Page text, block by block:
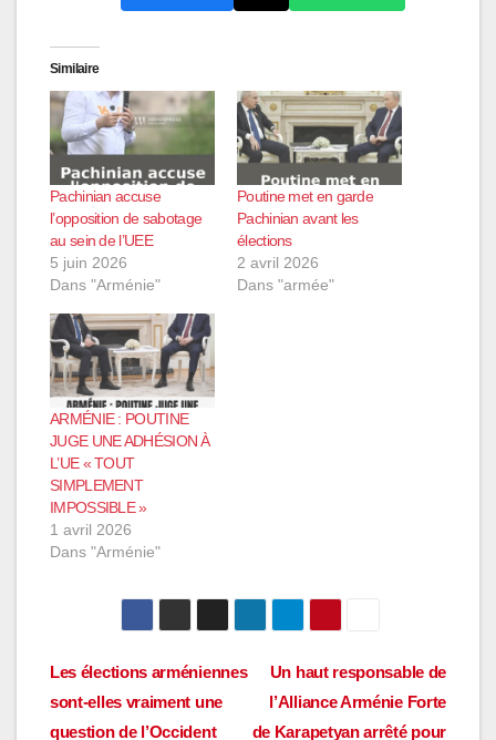
Similaire
Pachinian accuse
l’opposition de sabotage
au sein de l’UEE
5 juin 2026
Dans "Arménie"
Poutine met en garde
Pachinian avant les
élections
2 avril 2026
Dans "armée"
ARMÉNIE : POUTINE
JUGE UNE ADHÉSION À
L’UE « TOUT
SIMPLEMENT
IMPOSSIBLE »
1 avril 2026
Dans "Arménie"
Navigation
de
Un haut responsable de
l’Alliance Arménie Forte
de Karapetyan arrêté pour
Les élections arméniennes
sont-elles vraiment une
question de l’Occident